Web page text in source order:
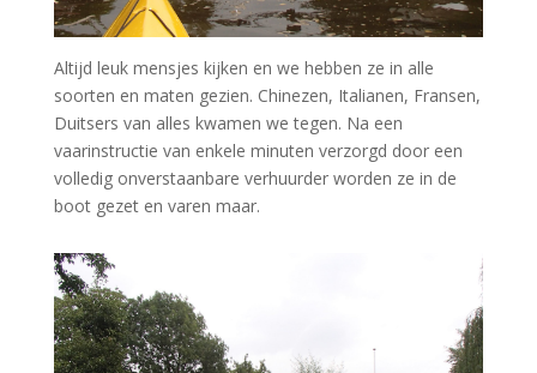
Altijd leuk mensjes kijken en we hebben ze in alle
soorten en maten gezien. Chinezen, Italianen, Fransen,
Duitsers van alles kwamen we tegen. Na een
vaarinstructie van enkele minuten verzorgd door een
volledig onverstaanbare verhuurder worden ze in de
boot gezet en varen maar.